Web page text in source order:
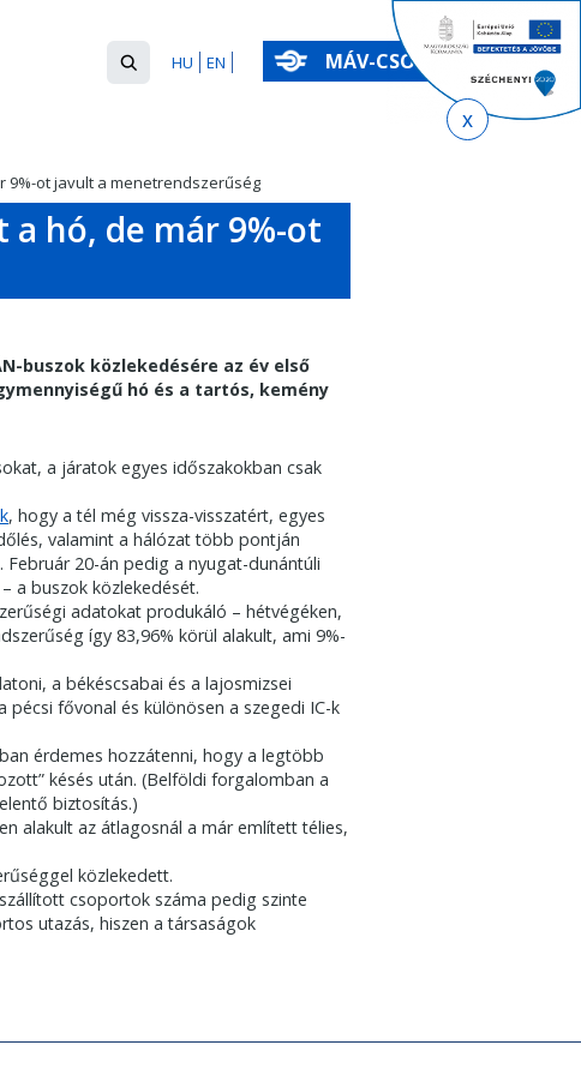
EN
HU
Keresés
űrlap
Keresés
MÁV-CSOPORT
9%-ot javult a menetrendszerűség
hó, de már 9%-ot
buszok közlekedésére az év első
hó és a tartós, kemény
a járatok egyes időszakokban csak
, hogy a tél még vissza-visszatért, egyes
valamint a hálózat több pontján
20-án pedig a nyugat-dunántúli
a buszok közlekedését.
adatokat produkáló – hétvégéken,
így 83,96% körül alakult, ami 9%-
a békéscsabai és a lajosmizsei
fővonal és különösen a szegedi IC-k
érdemes hozzátenni, hogy a legtöbb
késés után. (Belföldi forgalomban a
biztosítás.)
alakult az átlagosnál a már említett télies,
közlekedett.
csoportok száma pedig szinte
utazás, hiszen a társaságok